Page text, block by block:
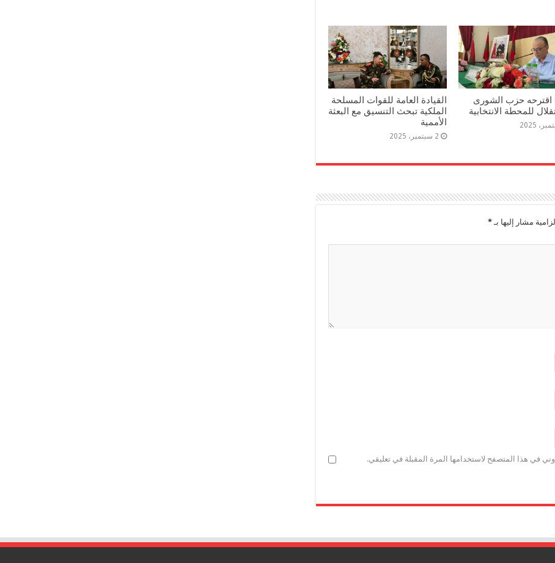
اقترحه حزب الشورى
للمحطة الانتخابية
القيادة العامة للقوات المسلحة
الملكية تبحث التنسيق مع البعثة
الأممية
2 سبتمبر، 2025
مشار إليها بـ*
في هذا المتصفح لاستخدامها المرة المقبلة في تعليقي.